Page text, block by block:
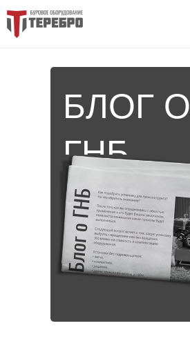
БЛОГ О
ГНБ